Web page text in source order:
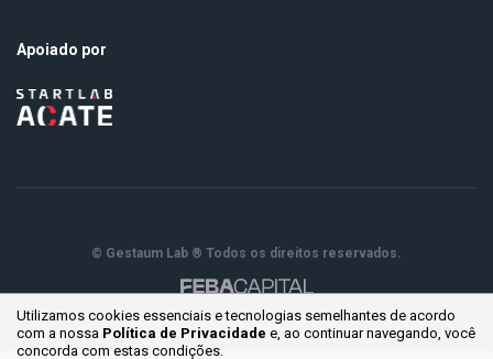
Apoiado por
© Gestaum Lab ® Todos os direitos reservados.
Utilizamos cookies essenciais e tecnologias semelhantes de acordo
com a nossa Política de Privacidade e, ao continuarnavegando, você
concorda com estas condições.